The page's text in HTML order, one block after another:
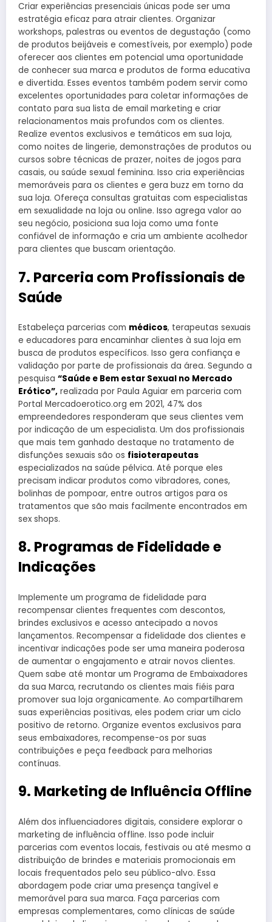
Criar experiências presenciais únicas pode ser uma
estratégia eficaz para atrair clientes. Organizar
workshops, palestras ou eventos de degustação (como
de produtos beijáveis e comestíveis, por exemplo) pode
oferecer aos clientes em potencial uma oportunidade
de conhecer sua marca e produtos de forma educativa
e divertida. Esses eventos também podem servir como
excelentes oportunidades para coletar informações de
contato para sua lista de email marketing e criar
relacionamentos mais profundos com os clientes.
Realize eventos exclusivos e temáticos em sua loja,
como noites de lingerie, demonstrações de produtos ou
cursos sobre técnicas de prazer, noites de jogos para
casais, ou saúde sexual feminina. Isso cria experiências
memoráveis para os clientes e gera buzz em torno da
sua loja. Ofereça consultas gratuitas com especialistas
em sexualidade na loja ou online. Isso agrega valor ao
seu negócio, posiciona sua loja como uma fonte
confiável de informação e cria um ambiente acolhedor
para clientes que buscam orientação.
7. Parceria com Profissionais de
Saúde
Estabeleça parcerias com médicos, terapeutas sexuais
e educadores para encaminhar clientes à sua loja em
busca de produtos específicos. Isso gera confiança e
validação por parte de profissionais da área. Segundo a
pesquisa “Saúde e Bem estar Sexual no Mercado
Erótico”, realizada por Paula Aguiar em parceria com
Portal Mercadoerotico.org em 2021, 47% dos
empreendedores responderam que seus clientes vem
por indicação de um especialista. Um dos profissionais
que mais tem ganhado destaque no tratamento de
disfunções sexuais são os fisioterapeutas
especializados na saúde pélvica. Até porque eles
precisam indicar produtos como vibradores, cones,
bolinhas de pompoar, entre outros artigos para os
tratamentos que são mais facilmente encontrados em
sex shops.
8. Programas de Fidelidade e
Indicações
Implemente um programa de fidelidade para
recompensar clientes frequentes com descontos,
brindes exclusivos e acesso antecipado a novos
lançamentos. Recompensar a fidelidade dos clientes e
incentivar indicações pode ser uma maneira poderosa
de aumentar o engajamento e atrair novos clientes.
Quem sabe até montar um Programa de Embaixadores
da sua Marca, recrutando os clientes mais fiéis para
promover sua loja organicamente. Ao compartilharem
suas experiências positivas, eles podem criar um ciclo
positivo de retorno. Organize eventos exclusivos para
seus embaixadores, recompense-os por suas
contribuições e peça feedback para melhorias
contínuas.
9. Marketing de Influência Offline
Além dos influenciadores digitais, considere explorar o
marketing de influência offline. Isso pode incluir
parcerias com eventos locais, festivais ou até mesmo a
distribuição de brindes e materiais promocionais em
locais frequentados pelo seu público-alvo. Essa
abordagem pode criar uma presença tangível e
memorável para sua marca. Faça parcerias com
empresas complementares, como clínicas de saúde